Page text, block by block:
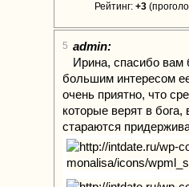
Рейтинг: +3
5 admin:
Ирина, спасибо вам
большим интересом
очень приятно, что
которые верят в
стараются